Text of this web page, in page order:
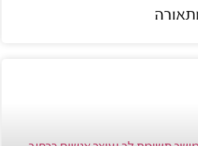
ותאורה